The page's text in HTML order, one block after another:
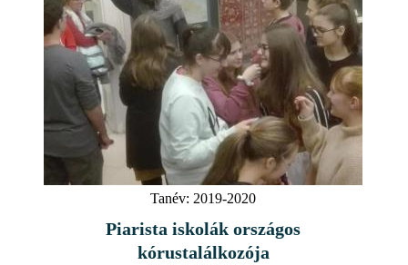
Tanév: 2019-2020
Piarista iskolák országos
kórustalálkozója